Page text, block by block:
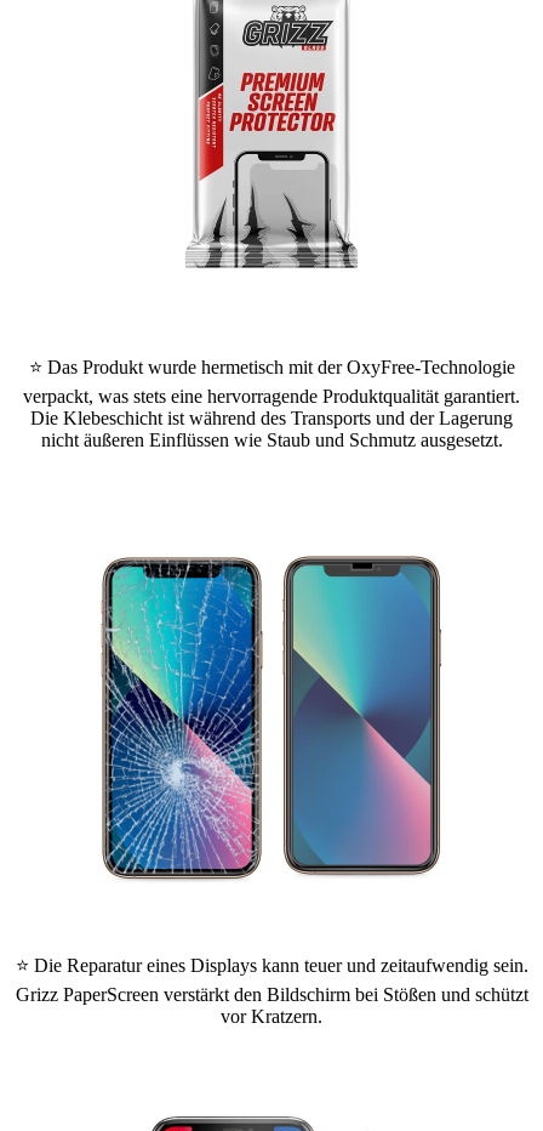
⭐ Das Produkt wurde hermetisch mit der OxyFree-Technologie
verpackt, was stets eine hervorragende Produktqualität garantiert.
Die Klebeschicht ist während des Transports und der Lagerung
nicht äußeren Einflüssen wie Staub und Schmutz ausgesetzt.
⭐ Die Reparatur eines Displays kann teuer und zeitaufwendig sein.
Grizz PaperScreen verstärkt den Bildschirm bei Stößen und schützt
vor Kratzern.